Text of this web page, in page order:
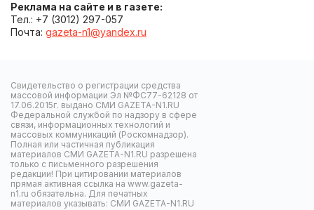
Реклама на сайте и в газете:
Тел.: +7 (3012) 297-057
Почта: gazeta-n1@yandex.ru
Свидетельство о регистрации средства
массовой информации Эл №ФС77-62128 от
17.06.2015г. выдано СМИ GAZETA-N1.RU
Федеральной службой по надзору в сфере
связи, информационных технологий и
массовых коммуникаций (Роскомнадзор).
Полная или частичная публикация
материалов СМИ GAZETA-N1.RU разрешена
только с письменного разрешения
редакции! При цитировании материалов
прямая активная ссылка на www.gazeta-
n1.ru обязательна. Для печатных
материалов указывать: СМИ GAZETA-N1.RU